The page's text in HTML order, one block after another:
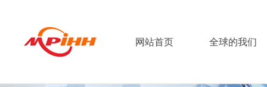
网站首页 全球的我们